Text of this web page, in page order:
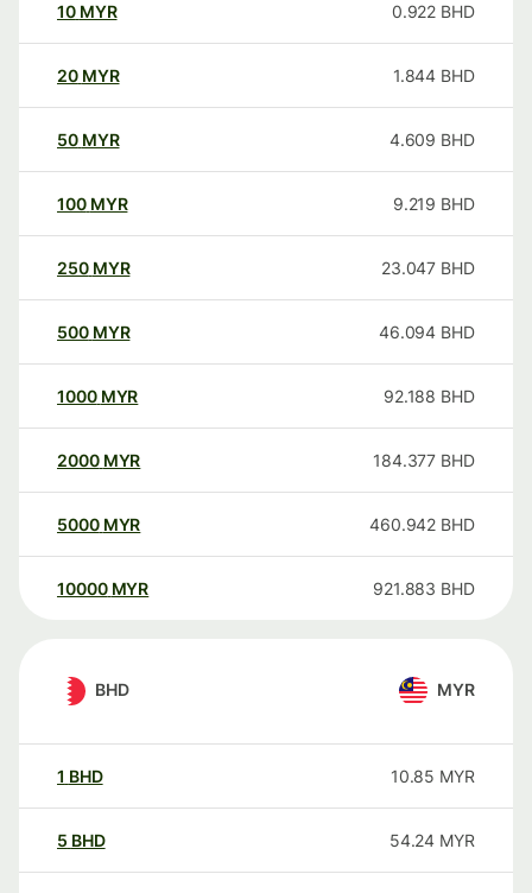
10 MYR 0.922 BHD
20 MYR 1.844 BHD
50 MYR 4.609 BHD
100 MYR 9.219 BHD
250 MYR 23.047 BHD
500 MYR 46.094 BHD
1000 MYR 92.188 BHD
2000 MYR 184.377 BHD
5000 MYR 460.942 BHD
10000 MYR 921.883 BHD
BHD MYR
1 BHD 10.85 MYR
5 BHD 54.24 MYR